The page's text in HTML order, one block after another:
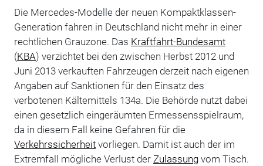
Die Mercedes-Modelle der neuen Kompaktklassen-
Generation fahren in Deutschland nicht mehr in einer
rechtlichen Grauzone. Das Kraftfahrt-Bundesamt
(KBA) verzichtet bei den zwischen Herbst 2012 und
Juni 2013 verkauften Fahrzeugen derzeit nach eigenen
Angaben auf Sanktionen für den Einsatz des
verbotenen Kältemittels 134a. Die Behörde nutzt dabei
einen gesetzlich eingeräumten Ermessensspielraum,
da in diesem Fall keine Gefahren für die
Verkehrssicherheitvorliegen. Damit ist auch der im
Extremfall mögliche Verlust der Zulassungvom Tisch.